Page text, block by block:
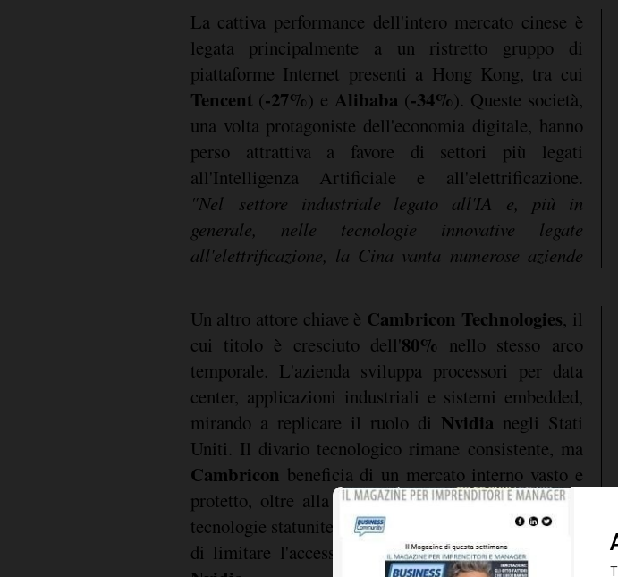
La cattiva performance dell'intero mercato cinese è
legata principalmente a un ristretto gruppo di
piattaforme Internet presenti a Hong Kong, tra cui
Tencent (-27%) e Alibaba (-34%). Queste società,
una volta protagoniste dell'economia digitale, hanno
perso attrattiva a favore di settori più legati
all'Intelligenza Artificiale e all'elettrificazione.
"Nel settore industriale legato all'IA e, più in
generale, nelle tecnologie innovative legate
all'elettrificazione, la Cina vanta numerose aziende
Un altro attore chiave è Cambricon Technologies, il
cui titolo è cresciuto dell'80% nello stesso arco
temporale. L'azienda sviluppa processori per data
center, applicazioni industriali e sistemi embedded,
mirando a replicare il ruolo di Nvidia negli Stati
Uniti. Il divario tecnologico rimane consistente, ma
Cambricon beneficia di un mercato interno vasto e
protetto, oltre alla spinta di Pechino a sostituire le
tecnologie statunitensi e alla decisione di Washington
di limitare l'accesso cinese ai chip più avanzati di